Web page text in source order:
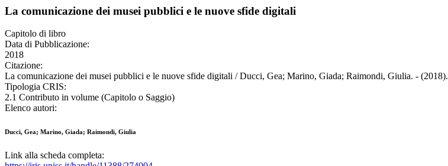
La comunicazione dei musei pubblici e le nuove sfide digitali
Capitolo di libro
Data di Pubblicazione:
2018
Citazione:
La comunicazione dei musei pubblici e le nuove sfide digitali / Ducci, Gea; Marino, Giada; Raimondi, Giulia. - (2018).
Tipologia CRIS:
2.1 Contributo in volume (Capitolo o Saggio)
Elenco autori:
Ducci, Gea; Marino, Giada; Raimondi, Giulia
Link alla scheda completa: